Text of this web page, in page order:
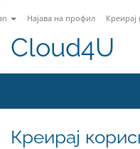
Најава на профил
Cloud4U
Креирај